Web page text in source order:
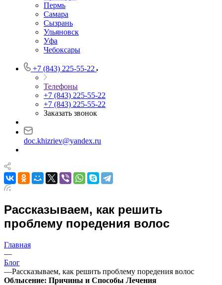
Пермь
Самара
Сызрань
Ульяновск
Уфа
Чебоксары
+7 (843) 225-55-22
Телефоны
+7 (843) 225-55-22
+7 (843) 225-55-22
Заказать звонок
doc.khizriev@yandex.ru
Рассказываем, как решить
проблему поредения волос
Главная
—
Блог
—Рассказываем, как решить проблему поредения волос
Облысение: Причины и Способы Лечения